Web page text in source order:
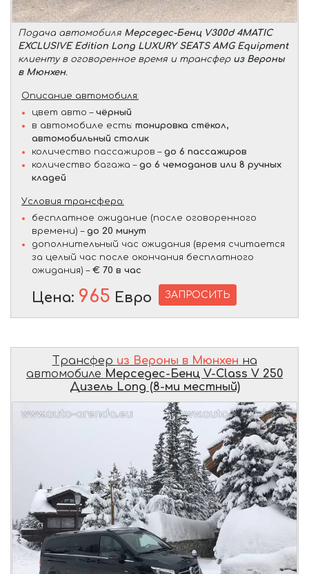
Подача автомобиля Мерседес-Бенц V300d 4MATIC
EXCLUSIVE Edition Long LUXURY SEATS AMG Equipment
клиенту в оговоренное время и трансфер из Вероны
в Мюнхен.
Описание автомобиля:
цвет авто – чёрный
в автомобиле есть: тонировка стёкол,
автомобильный столик
количество пассажиров – до 6 пассажиров
количество багажа – до 6 чемоданов или 8 ручных
кладей
Условия трансфера:
бесплатное ожидание (после оговоренного
времени) – до 20 минут
дополнительный час ожидания (время считается
за целый час после окончания бесплатного
ожидания) – € 70 в час
Цена: 965 Евро ЗАПРОСИТЬ
Трансфер из Вероны в Мюнхен на
автомобиле Мерседес-Бенц V-Class V 250
Дизель Long (8-ми местный)